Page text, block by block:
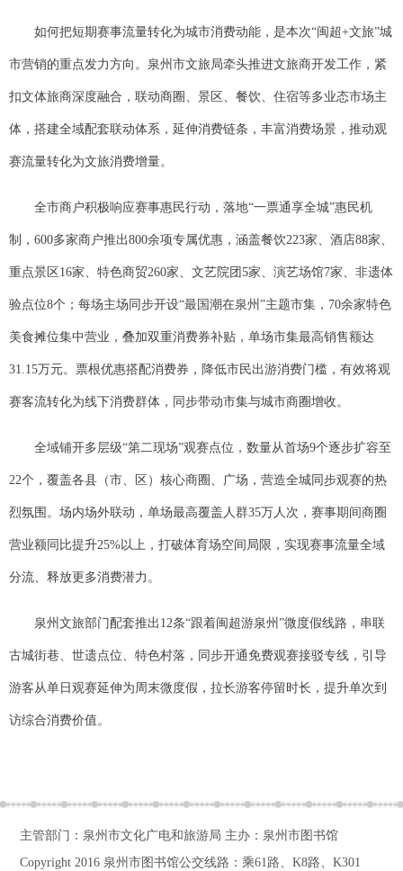
如何把短期赛事流量转化为城市消费动能，是本次“闽超+文旅”城
市营销的重点发力方向。泉州市文旅局牵头推进文旅商开发工作，紧
扣文体旅商深度融合，联动商圈、景区、餐饮、住宿等多业态市场主
体，搭建全域配套联动体系，延伸消费链条，丰富消费场景，推动观
赛流量转化为文旅消费增量。
全市商户积极响应赛事惠民行动，落地“一票通享全城”惠民机
制，600多家商户推出800余项专属优惠，涵盖餐饮223家、酒店88家、
重点景区16家、特色商贸260家、文艺院团5家、演艺场馆7家、非遗体
验点位8个；每场主场同步开设“最国潮在泉州”主题市集，70余家特色
美食摊位集中营业，叠加双重消费券补贴，单场市集最高销售额达
31.15万元。票根优惠搭配消费券，降低市民出游消费门槛，有效将观
赛客流转化为线下消费群体，同步带动市集与城市商圈增收。
全域铺开多层级“第二现场”观赛点位，数量从首场9个逐步扩容至
22个，覆盖各县（市、区）核心商圈、广场，营造全城同步观赛的热
烈氛围。场内场外联动，单场最高覆盖人群35万人次，赛事期间商圈
营业额同比提升25%以上，打破体育场空间局限，实现赛事流量全域
分流、释放更多消费潜力。
泉州文旅部门配套推出12条“跟着闽超游泉州”微度假线路，串联
古城街巷、世遗点位、特色村落，同步开通免费观赛接驳专线，引导
游客从单日观赛延伸为周末微度假，拉长游客停留时长，提升单次到
访综合消费价值。
主管部门：泉州市文化广电和旅游局 主办：泉州市图书馆
Copyright 2016 泉州市图书馆公交线路：乘61路、K8路、K301